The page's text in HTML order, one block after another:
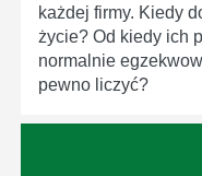
każdej firmy. Kiedy
życie? Od kiedy ich
normalnie
pewno liczyć?